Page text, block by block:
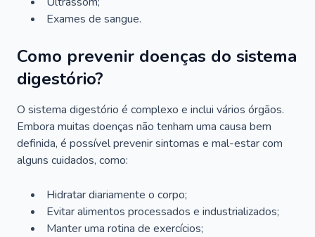
Exames de sangue.
Como prevenir doenças do sistema
digestório?
O sistema digestório é complexo e inclui vários órgãos.
Embora muitas doenças não tenham uma causa bem
definida, é possível prevenir sintomas e mal-estar com
alguns cuidados, como:
Hidratar diariamente o corpo;
Evitar alimentos processados e industrializados;
Manter uma rotina de exercícios;